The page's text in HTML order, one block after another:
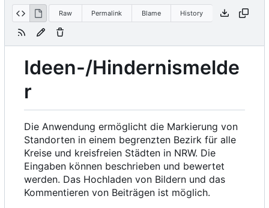
Raw Permalink Blame History
Ideen-/Hindernismelde
r
Die Anwendung ermöglicht die Markierung von
Standorten in einem begrenzten Bezirk für alle
Kreise und kreisfreien Städten in NRW. Die
Eingaben können beschrieben und bewertet
werden. Das Hochladen von Bildern und das
Kommentieren von Beiträgen ist möglich.